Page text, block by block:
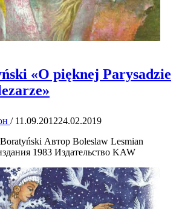
«O pięknej Parysadzie
/ 11.09.201224.02.2019
Автор Boleslaw Lesmian
1983 Издательство KAW